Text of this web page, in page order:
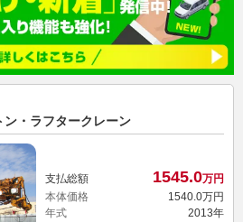
・ラフタークレーン
支払総額 1545.0万円
本体価格
1540.0万円
年式
2013年